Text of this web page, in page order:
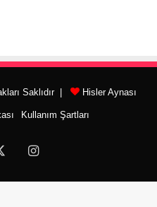
Saklıdır | Hisler Aynası
Kullanım Şartları
Instagram